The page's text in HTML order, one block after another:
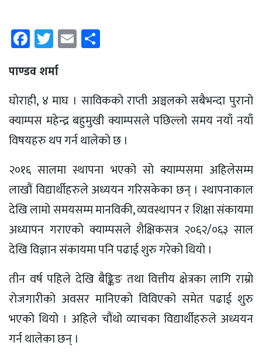
Facebook
Twitter
Email
पाण्डव शर्मा
घोराही, ४ माघ । साविकको राप्ती अञ्चलको सबैभन्दा पुरानो
क्याम्पस महेन्द्र बहुमुखी क्याम्पसले पछिल्लो समय नयाँ नयाँ
विषयहरु थप गर्न थालेको छ ।
२०१६ सालमा स्थापना भएको सो क्याम्पसमा अहिलेसम्म
लाखौं विद्यार्थीहरुले अध्ययन गरिसकेका छन् । स्थापनाकाल
देखि लामो समयसम्म मानविकी, व्यवस्थापन र शिक्षा संकायमा
अध्यापन गराएको क्याम्पसले शैक्षिकसत्र २०६२/०६३ साल
देखि विज्ञान संकायमा पनि पढाई शुरु गरेको थियो ।
तीन वर्ष पहिले देखि बैङ्किङ तथा वित्तीय क्षेत्रका लागि राम्रो
रोजगारीको अवसर मानिएको विविएको समेत पढाई शुरु
भएको थियो । अहिले चौंथो व्याचका विद्यार्थीहरुले अध्ययन
गर्न थालेका छन् ।